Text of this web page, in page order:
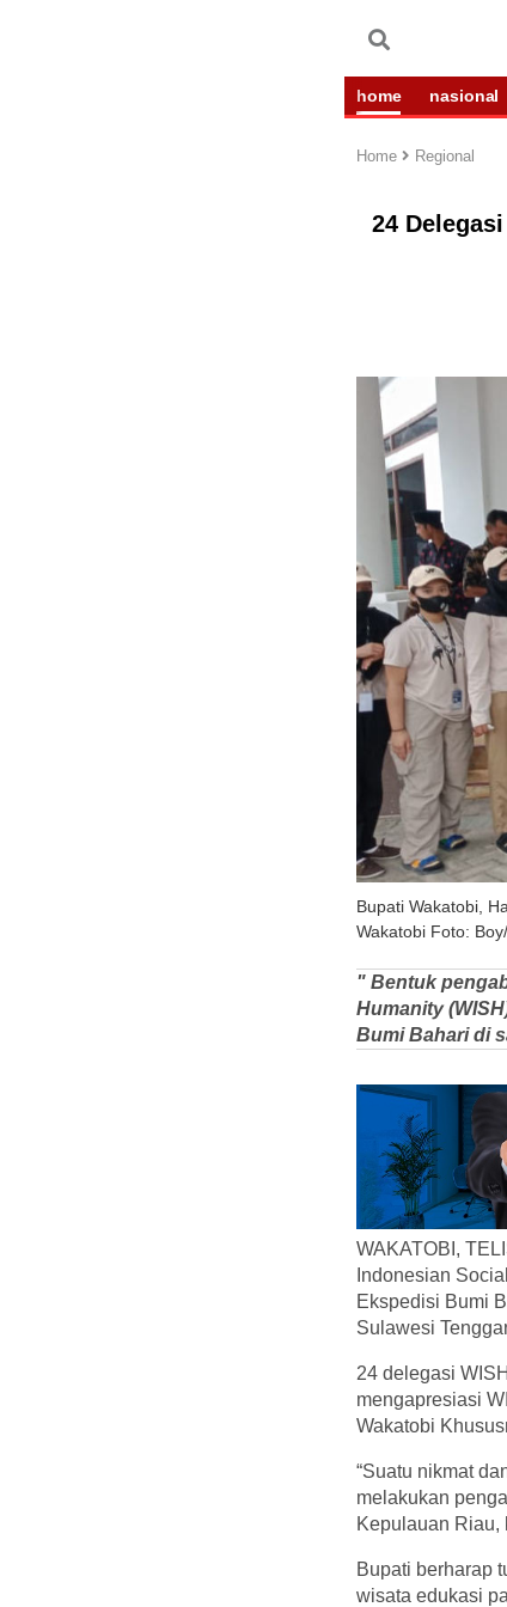
home nasional
Home Regional
24
Bupati Wakatobi,
Wakatobi Foto:
" Bentuk
Humanity
Bumi Bahari di
WAKATOBI,
Indonesian
Ekspedisi Bumi
Sulawesi
24 delegasi
mengapresiasi
Wakatobi
“Suatu nikmat
melakukan
Kepulauan Riau,
Bupati berharap
wisata edukasi